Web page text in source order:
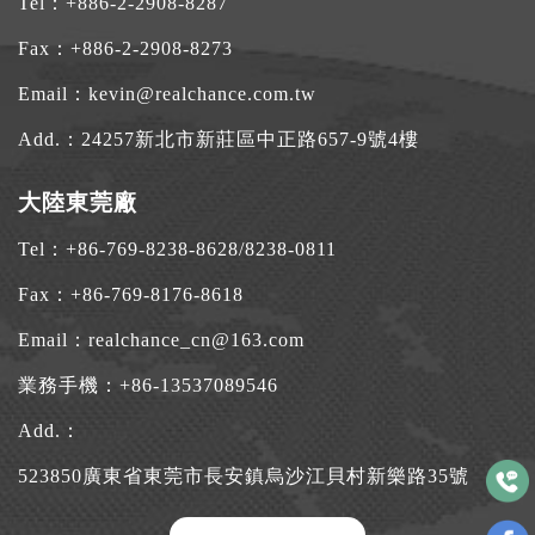
Fax：+886-2-2908-8273
Email： kevin@realchance.com.tw
Add.： 24257新北市新莊區中正路657-9號4樓
大陸東莞廠
Tel： +86-769-8238-8628/8238-0811
Fax：+86-769-8176-8618
Email： realchance_cn@163.com
業務手機： +86-13537089546
Add.：
523850廣東省東莞市長安鎮烏沙江貝村新樂路35號